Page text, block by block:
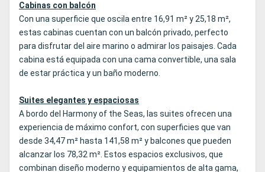
Cabinas con balcón
Con una superficie que oscila entre 16,91 m² y 25,18 m²,
estas cabinas cuentan con un balcón privado, perfecto
para disfrutar del aire marino o admirar los paisajes. Cada
cabina está equipada con una cama convertible, una sala
de estar práctica y un baño moderno.
Suites elegantes y espaciosas
A bordo del Harmony of the Seas, las suites ofrecen una
experiencia de máximo confort, con superficies que van
desde 34,47 m² hasta 141,58 m² y balcones que pueden
alcanzar los 78,32 m². Estos espacios exclusivos, que
combinan diseño moderno y equipamientos de alta gama,